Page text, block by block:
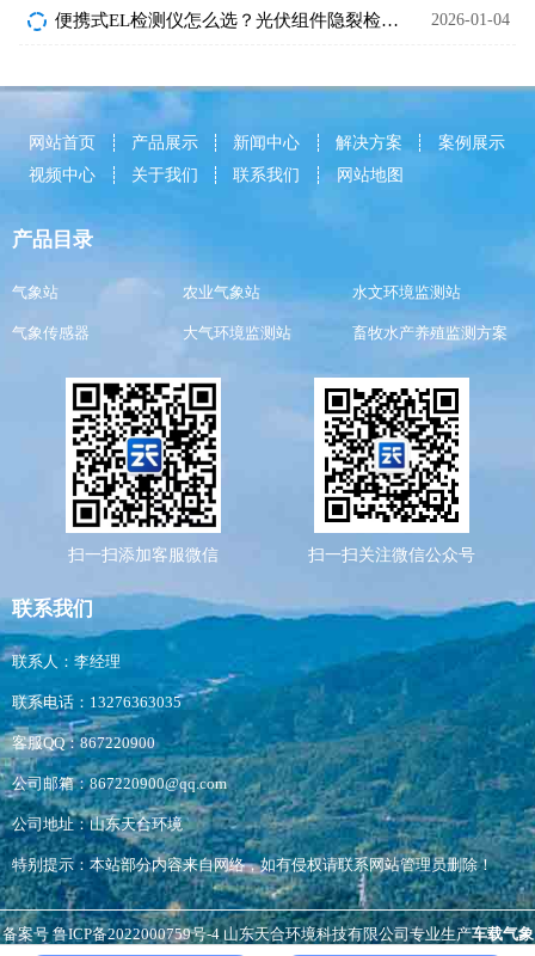
便携式EL检测仪怎么选？光伏组件隐裂检测神器推荐 2026-01-04
网站首页 产品展示 新闻中心 解决方案
案例展示
视频中心
关于我们 联系我们 网站地图
产品目录
气象站 农业气象站 水文环境监测站
气象传感器 大气环境监测站 畜牧水产养殖监测方案
扫一扫添加客服微信 扫一扫关注微信公众号
联系我们
联系人：李经理
联系电话：13276363035
客服QQ：867220900
公司邮箱：867220900@qq.com
公司地址：山东天合环境
特别提示：本站部分内容来自网络，如有侵权请联系网站管理员删除！
备案号 鲁ICP备2022000759号-4山东天合环境科技有限公司专业生产车载气象